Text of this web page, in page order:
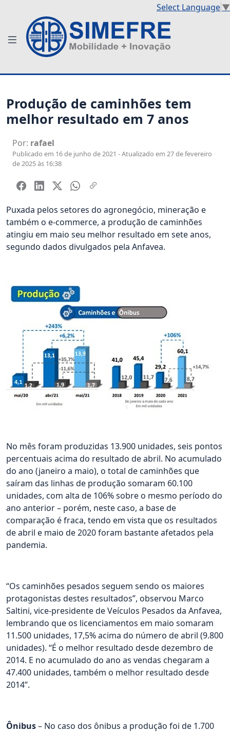
Select Language▼
Produção de caminhões tem
melhor resultado em 7 anos
Por: rafael
Publicado em 16 de junho de 2021 - Atualizado em 27 de fevereiro
de 2025 às 16:38
Puxada pelos setores do agronegócio, mineração e
também o e-commerce, a produção de caminhões
atingiu em maio seu melhor resultado em sete anos,
segundo dados divulgados pela Anfavea.
No mês foram produzidas 13.900 unidades, seis pontos
percentuais acima do resultado de abril. No acumulado
do ano (janeiro a maio), o total de caminhões que
saíram das linhas de produção somaram 60.100
unidades, com alta de 106% sobre o mesmo período do
ano anterior – porém, neste caso, a base de
comparação é fraca, tendo em vista que os resultados
de abril e maio de 2020 foram bastante afetados pela
pandemia.
“Os caminhões pesados seguem sendo os maiores
protagonistas destes resultados”, observou Marco
Saltini, vice-presidente de Veículos Pesados da Anfavea,
lembrando que os licenciamentos em maio somaram
11.500 unidades, 17,5% acima do número de abril (9.800
unidades). “É o melhor resultado desde dezembro de
2014. E no acumulado do ano as vendas chegaram a
47.400 unidades, também o melhor resultado desde
2014”.
Ônibus– No caso dos ônibus a produção foi de 1.700